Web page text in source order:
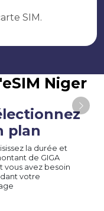
SIM.
Niger
plan
la durée et
de GIGA
vous avez besoin
votre